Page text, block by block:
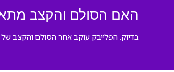
האם הסולם והקצב
בדיוק. הפלייבק עוקב אחר הסולם והקצב